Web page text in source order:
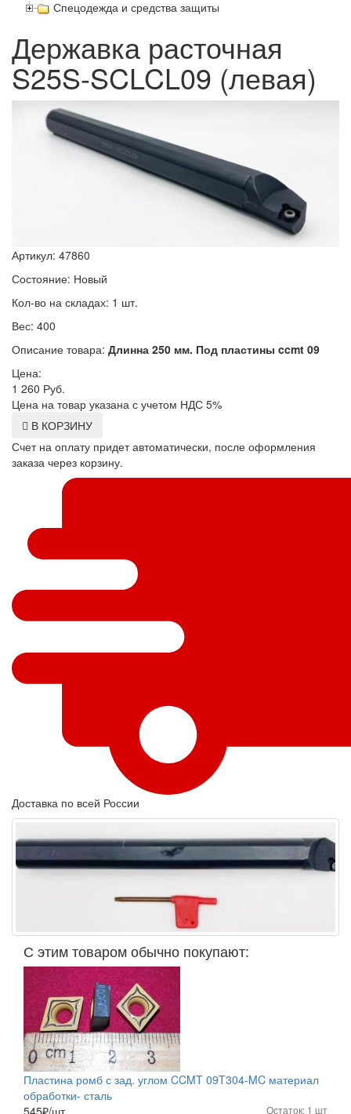
Спецодежда и средства защиты
Державка расточная
S25S-SCLCL09 (левая)
Артикул: 47860
Состояние: Новый
Кол-во на складах: 1 шт.
Вес: 400
Описание товара: Длинна 250 мм. Под пластины ccmt 09
Цена:
1 260 Руб.
Цена на товар указана с учетом НДС 5%
В КОРЗИНУ
Счет на оплату придет автоматически, после оформления
заказа через корзину.
Доставка по всей России
С этим товаром обычно покупают:
Пластина ромб с зад. углом CCMT 09T304-MC материал
обработки- сталь
Остаток: 1 шт